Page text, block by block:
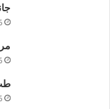
26
26
26